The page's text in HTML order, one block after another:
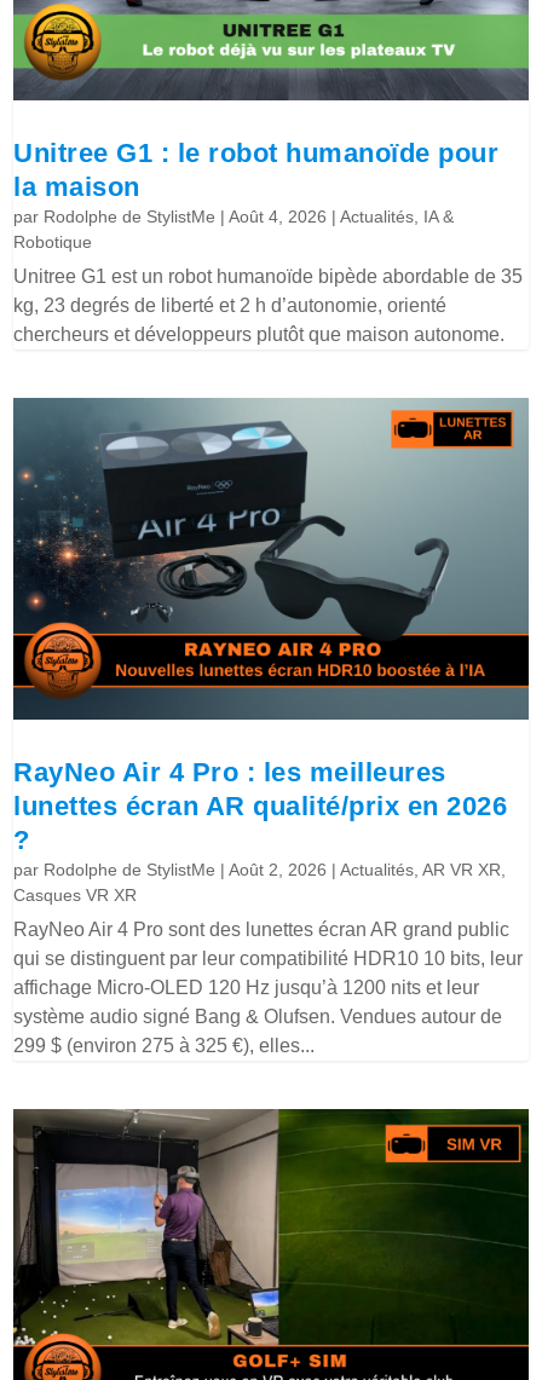
Unitree G1 : le robot humanoïde pour
la maison
par Rodolphe de StylistMe |Août 4, 2026 |Actualités IA &
Robotique
Unitree G1 est un robot humanoïde bipède abordable de 35
kg, 23 degrés de liberté et 2 h d’autonomie, orienté
chercheurs et développeurs plutôt que maison autonome.
RayNeo Air 4 Pro : les meilleures
lunettes écran AR qualité/prix en 2026
?
par Rodolphe de StylistMe |Août 2, 2026 |Actualités ,AR VR XR
Casques VR XR
RayNeo Air 4 Pro sont des lunettes écran AR grand public
qui se distinguent par leur compatibilité HDR10 10 bits, leur
affichage Micro-OLED 120 Hz jusqu’à 1200 nits et leur
système audio signé Bang & Olufsen. Vendues autour de
299 $ (environ 275 à 325 €), elles...